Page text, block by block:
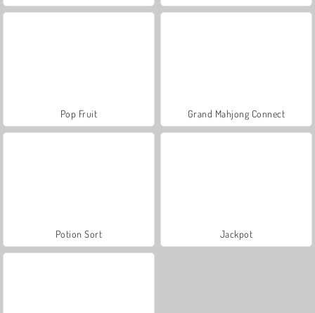
Pop Fruit Grand Mahjong Connect
Potion Sort Jackpot